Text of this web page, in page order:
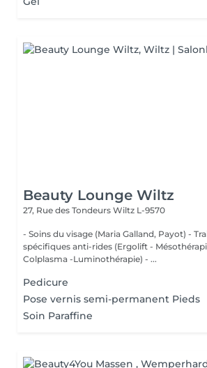
Beauty Lounge Wiltz
27, Rue des Tondeurs Wiltz L-9570
- Soins du visage (Maria Galland, Payot) -
spécifiques anti-rides (Ergolift -
Colplasma -Luminothérapie) - ...
Pedicure
Pose vernis semi-permanent Pieds
Soin Paraffine